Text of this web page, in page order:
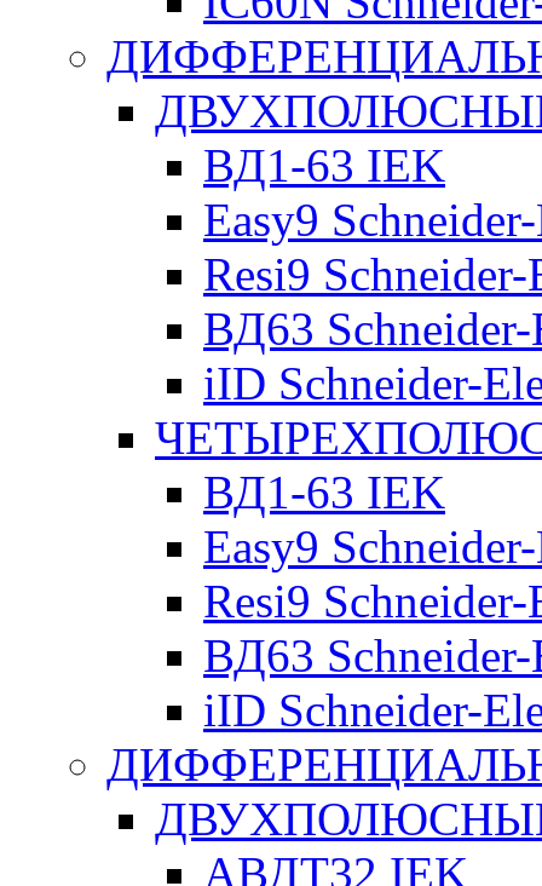
ВД1-63 IEK
Easy9
Resi9
ВД63
iID Schneider-
ВД1-63 IEK
Easy9
Resi9
ВД63
iID Schneider-
АВДТ32 IEK